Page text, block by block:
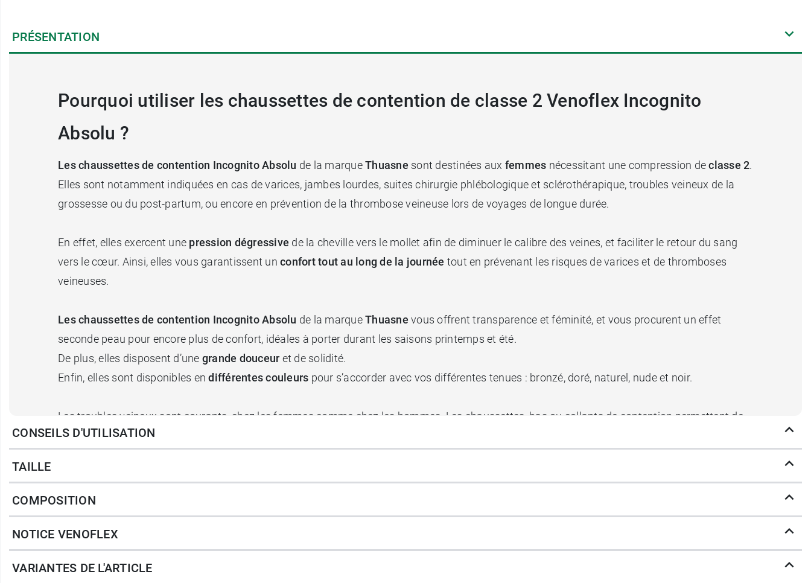
PRÉSENTATION
Pourquoi utiliser les chaussettes de contention de classe 2 Venoflex Incognito
Absolu ?
Les chaussettes de contention Incognito Absolu de la marqueThuasne sont destinées aux femmes nécessitant une compression declasse 2.
Elles sont notamment indiquées en cas de varices, jambes lourdes, suites chirurgie phlébologique et sclérothérapique, troubles veineux de la
grossesse ou du post-partum, ou encore en prévention de la thrombose veineuse lors de voyages de longue durée.
En effet, elles exercent une pression dégressive de la cheville vers le mollet afin de diminuer le calibre des veines, et faciliter le retour du sang
vers le cœur. Ainsi, elles vous garantissent un confort tout au long de la journée tout en prévenant les risques de varices et de thromboses
veineuses.
Les chaussettes de contention Incognito Absolu de la marqueThuasne vous offrent transparence et féminité, et vous procurent un effet
seconde peau pour encore plus de confort, idéales à porter durant les saisons printemps et été.
De plus, elles disposent d’une grande douceur et de solidité.
Enfin, elles sont disponibles endifférentes couleurs pour s’accorder avec vos différentes tenues : bronzé, doré, naturel, nude et noir.
Les troubles veineux sont courants, chez les femmes comme chez les hommes. Les chaussettes, bas ou collants de contention permettent de
soulager les douleurs, impatiences et sensations d’inconfort en favorisant le retour du sang depuis les membres inférieurs vers le cœur, tout en
Contre-indications :
Allergies connues aux composants utilisés
Ne pas utiliser en cas d’artériopathie oblitérante des membres inférieurs (AOMI) avec indice de pression systolique (IPS) < 0,6.
CONSEILS D'UTILISATION
TAILLE
COMPOSITION
NOTICE VENOFLEX
VARIANTES DE L'ARTICLE